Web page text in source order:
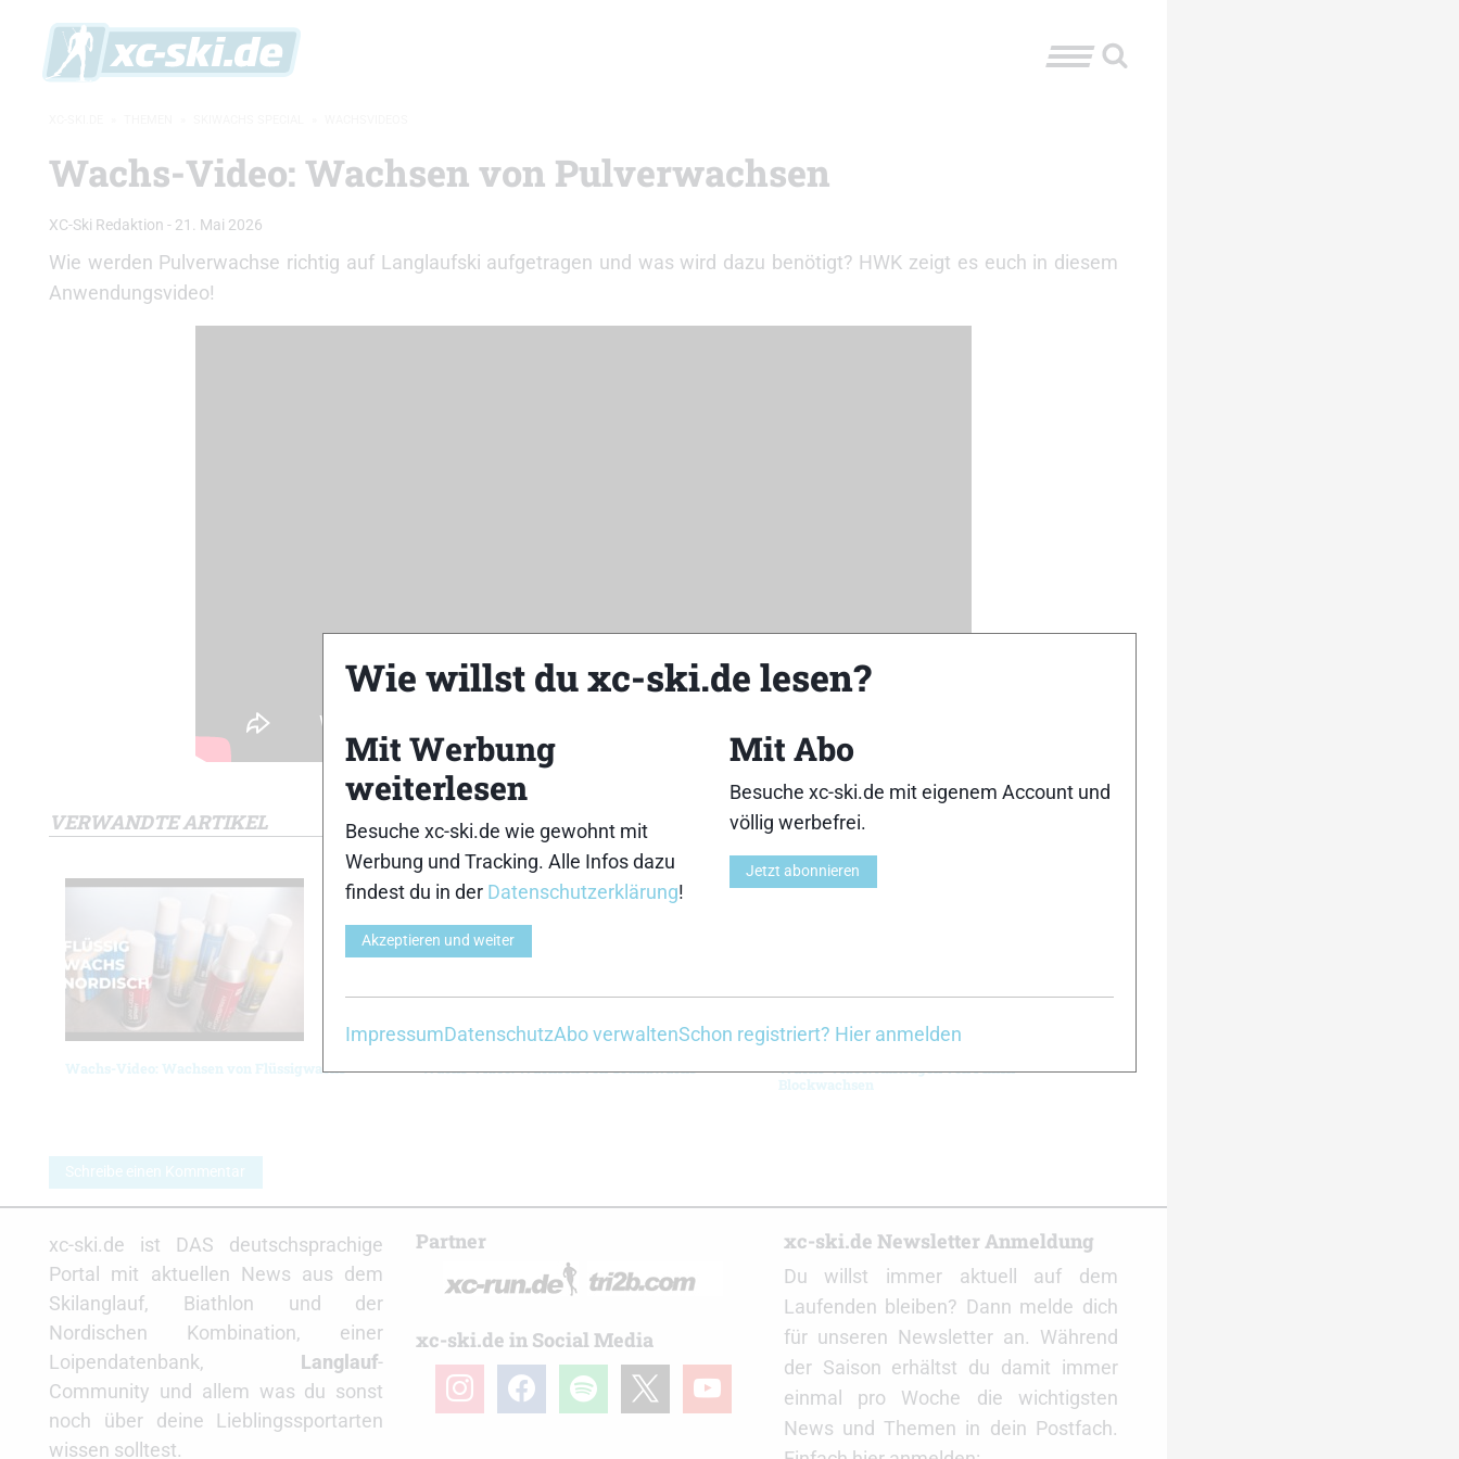
Wachs-Video: Wachsen von Pulverwachsen
XC-Ski Redaktion - 21. Mai 2026
Wie werden Pulverwachse richtig auf Langlaufski aufgetragen und was wird dazu benötigt? HWK zeigt es euch in diesem
Anwendungsvideo!
VERWANDTE ARTIKEL
Wachs-Video: Wachsen von Flüssigwachs Wachs-Video: Wachsen von Grundwachs
Wachs-Video: Auftragen von Finish
Blockwachsen
Schreibe einen Kommentar
xc-ski.de ist DAS deutschsprachige
Portal mit aktuellen News aus dem
Skilanglauf, Biathlon und der
Nordischen Kombination, einer
Loipendatenbank, Langlauf-
Community und allem was du sonst
noch über deine Lieblingssportarten
wissen solltest.
Partner
xc-ski.de in Social Media
instagramfacebookspotify youtube
xc-ski.de Newsletter Anmeldung
Du willst immer aktuell auf dem
Laufenden bleiben? Dann melde dich
für unseren Newsletter an. Während
der Saison erhältst du damit immer
einmal pro Woche die wichtigsten
News und Themen in dein Postfach.
Wie willst du xc-ski.de lesen?
Mit Werbung
weiterlesen
Besuche xc-ski.de wie gewohnt mit
Werbung und Tracking. Alle Infos dazu
findest du in der Datenschutzerklärung!
Akzeptieren und weiter
Mit Abo
Besuche xc-ski.de mit eigenem Account und
völlig werbefrei.
Jetzt abonnieren
ImpressumDatenschutzAbo verwaltenSchon registriert? Hier anmelden